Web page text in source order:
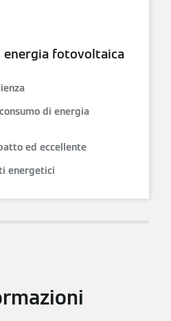
energia fotovoltaica
di energia
ed eccellente
energetici